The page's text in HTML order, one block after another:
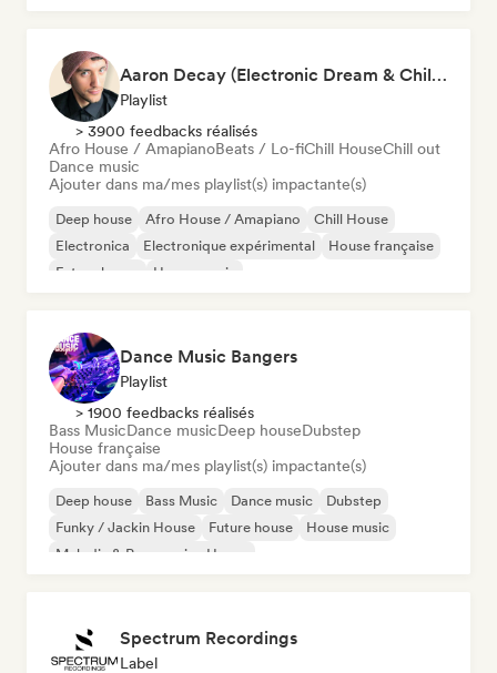
Aaron Decay (Electronic Dream & Chill Electronic Dream playlists)
Playlist
> 3900 feedbacks réalisés
Afro House / AmapianoBeats / Lo-fiChill HouseChill out
Dance music
Ajouter dans ma/mes playlist(s) impactante(s)
Deep house Afro House / Amapiano
Chill House
Electronica
Electronique expérimental
House française
Future house
House music
Dance Music Bangers
Playlist
> 1900 feedbacks réalisés
Bass MusicDance musicDeep houseDubstep
House française
Ajouter dans ma/mes playlist(s) impactante(s)
Deep house Bass Music Dance music
Dubstep
Funky / Jackin House
Future house
House music
Melodic & Progressive House
Spectrum Recordings
Label